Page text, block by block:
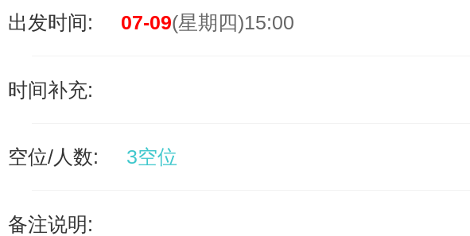
出发时间: 07-09(星期四)15:00
时间补充:
空位/人数: 3空位
备注说明: